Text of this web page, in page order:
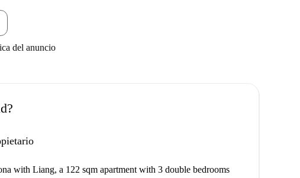
del anuncio
with Liang, a 122 sqm apartment with 3 double bedrooms